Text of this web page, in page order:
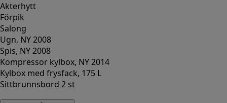
Akterhytt
Förpik
Salong
Ugn, NY 2008
Spis, NY 2008
Kompressor kylbox, NY 2014
Kylbox med frysfack, 175 L
Sittbrunnsbord 2 st